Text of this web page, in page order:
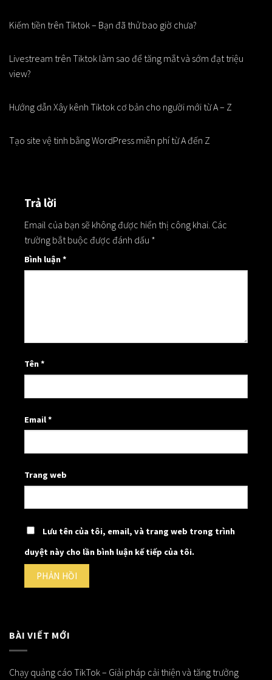
Kiếm tiền trên Tiktok – Bạn đã thử bao giờ chưa?
Livestream trên Tiktok làm sao để tăng mắt và sớm đạt triệu
view?
Hướng dẫn Xây kênh Tiktok cơ bản cho người mới từ A – Z
Tạo site vệ tinh bằng WordPress miễn phí từ A đến Z
Trả lời
Email của bạn sẽ không được hiển thị công khai. Các
trường bắt buộc được đánh dấu *
Bình luận*
Tên*
Email*
Trang web
Lưu tên của tôi, email, và trang web trong trình
duyệt này cho lần bình luận kế tiếp của tôi.
BÀI VIẾT MỚI
Chạy quảng cáo TikTok – Giải pháp cải thiện và tăng trưởng